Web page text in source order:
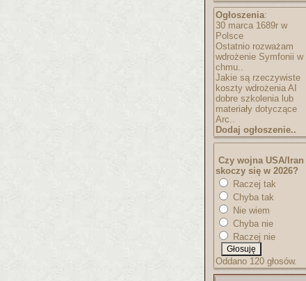
Ogłoszenia:
30 marca 1689r w
Polsce
Ostatnio rozważam
wdrożenie Symfonii w
chmu..
Jakie są rzeczywiste
koszty wdrożenia AI
dobre szkolenia lub
materiały dotyczące
Arc..
Dodaj ogłoszenie..
Czy wojna USA/Iran
skoczy się w 2026?
Raczej tak
Chyba tak
Nie wiem
Chyba nie
Raczej nie
Oddano 120 głosów.